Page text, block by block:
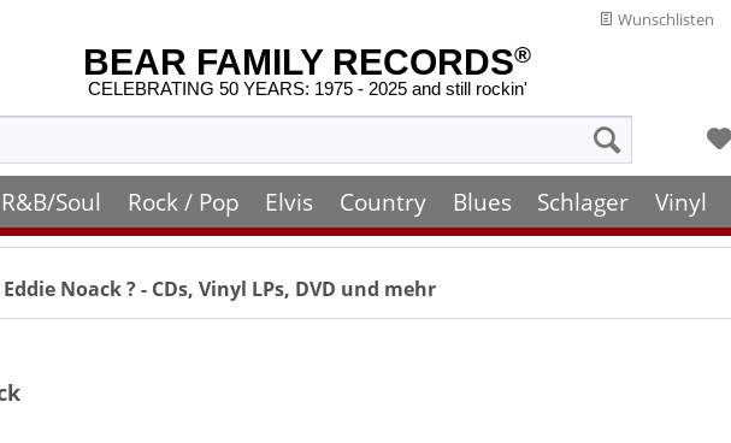
Wunschlisten
BEAR FAMILY RECORDS®
CELEBRATING 50 YEARS: 1975 - 2025 and still rockin'
R&B/Soul Rock / Pop Elvis Country Blues Schlager Vinyl
Eddie Noack? - CDs, Vinyl LPs, DVD und mehr